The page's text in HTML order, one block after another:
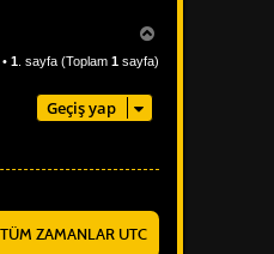
1 . sayfa (Toplam 1 sayfa)
Geçiş yap
TÜM ZAMANLAR UTC